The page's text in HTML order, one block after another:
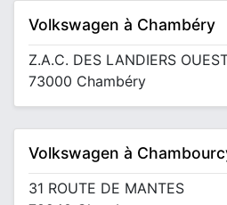
Volkswagen à Chambéry
Z.A.C. DES LANDIERS
73000 Chambéry
Volkswagen à
31 ROUTE DE MANTES